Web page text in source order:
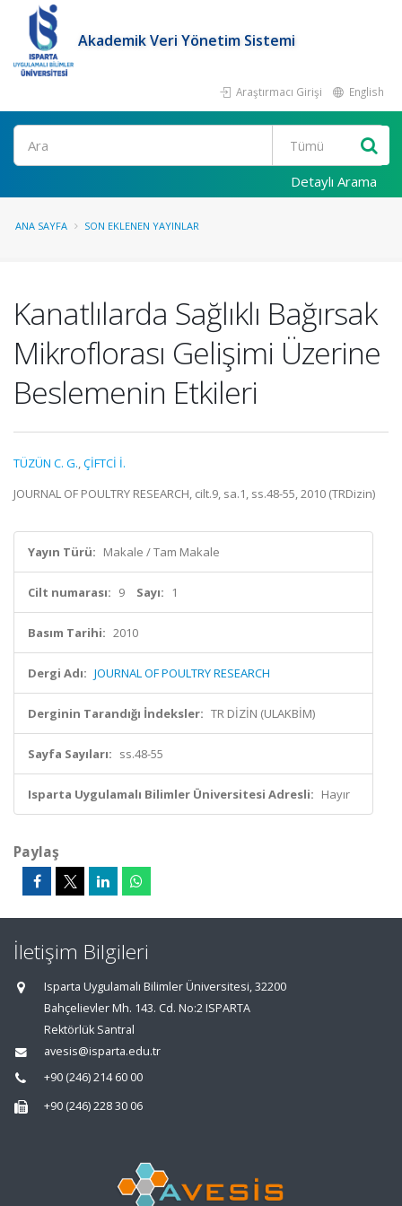
Akademik Veri Yönetim Sistemi
Araştırmacı Girişi English
Ara
Detaylı Arama
ANA SAYFA SON EKLENEN YAYINLAR
Kanatlılarda Sağlıklı Bağırsak
Mikroflorası Gelişimi Üzerine
Beslemenin Etkileri
TÜZÜN C. G.,ÇİFTCİ İ.
JOURNAL OF POULTRY RESEARCH, cilt.9, sa.1, ss.48-55, 2010 (TRDizin)
Yayın Türü: Makale / Tam Makale
Cilt numarası: 9 Sayı: 1
Basım Tarihi: 2010
Dergi Adı: JOURNAL OF POULTRY RESEARCH
Derginin Tarandığı İndeksler: TR DİZİN (ULAKBİM)
Sayfa Sayıları: ss.48-55
Isparta Uygulamalı Bilimler Üniversitesi Adresli: Hayır
Paylaş
İletişim Bilgileri
Isparta Uygulamalı Bilimler Üniversitesi, 32200
Bahçelievler Mh. 143. Cd. No:2 ISPARTA
Rektörlük Santral
avesis@isparta.edu.tr
+90 (246) 214 60 00
+90 (246) 228 30 06